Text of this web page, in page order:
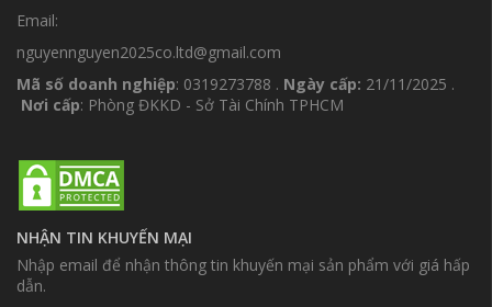
Email:
nguyennguyen2025co.ltd@gmail.com
Mã số doanh nghiệp: 0319273788 . Ngày cấp: 21/11/2025 .
Nơi cấp: Phòng ĐKKD - Sở Tài Chính TPHCM
NHẬN TIN KHUYẾN MẠI
Nhập email để nhận thông tin khuyến mại sản phẩm với giá hấp
dẫn.